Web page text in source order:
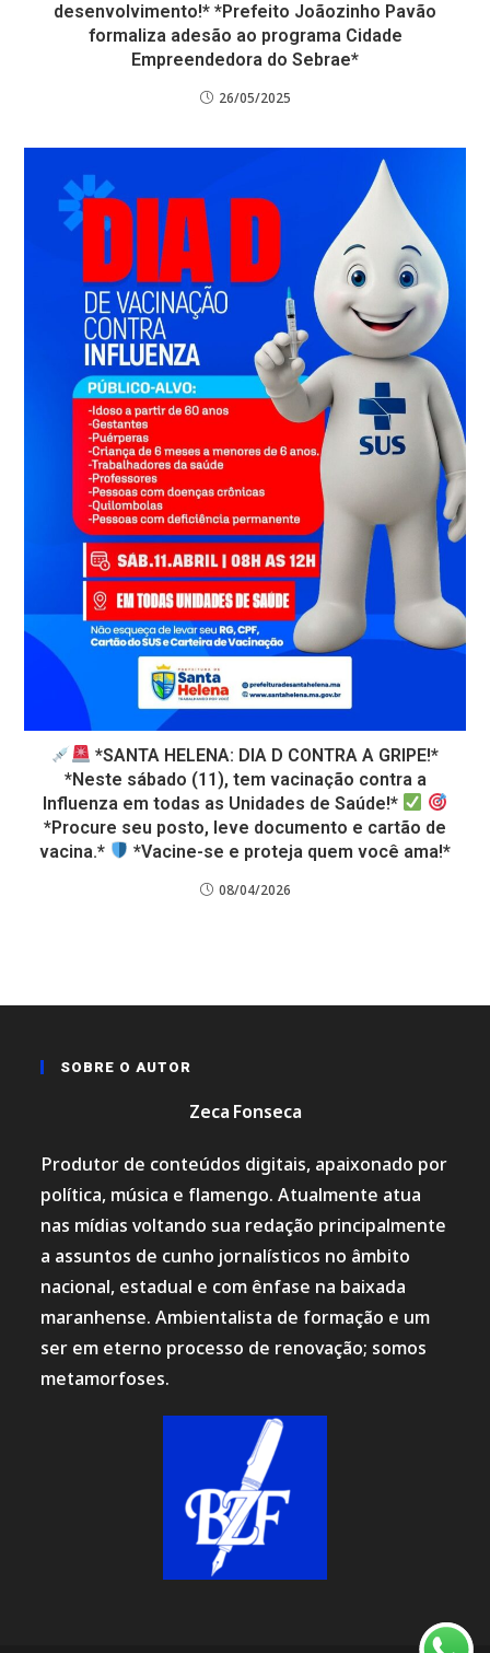
desenvolvimento!* *Prefeito Joãozinho Pavão
formaliza adesão ao programa Cidade
Empreendedora do Sebrae*
26/05/2025
*SANTA HELENA: DIA D CONTRA A GRIPE!*
*Neste sábado (11), tem vacinação contra a
Influenza em todas as Unidades de Saúde!*
*Procure seu posto, leve documento e cartão de
vacina.*
*Vacine-se e proteja quem você ama!*
08/04/2026
SOBRE O AUTOR
Zeca Fonseca
Produtor de conteúdos digitais, apaixonado por
política, música e flamengo. Atualmente atua
nas mídias voltando sua redação principalmente
a assuntos de cunho jornalísticos no âmbito
nacional, estadual e com ênfase na baixada
maranhense. Ambientalista de formação e um
ser em eterno processo de renovação; somos
metamorfoses.